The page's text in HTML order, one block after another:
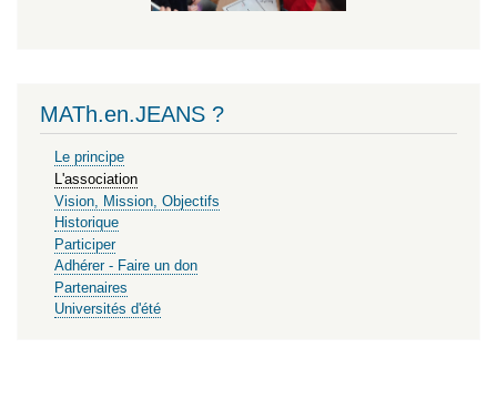
MATh.en.JEANS ?
Le principe
L'association
Vision, Mission, Objectifs
Historique
Participer
Adhérer - Faire un don
Partenaires
Universités d'été